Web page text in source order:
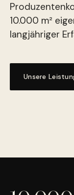
10.000 m²
langjähriger
Unsere